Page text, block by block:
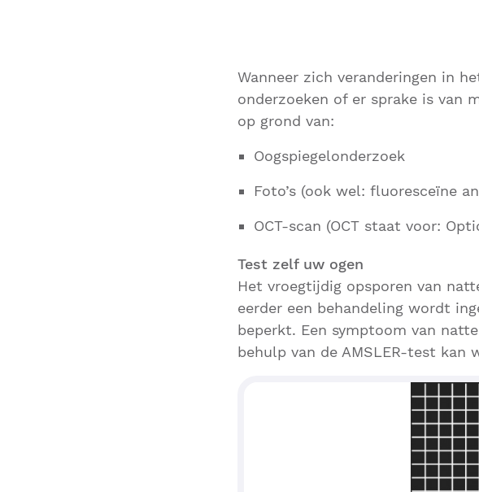
Wanneer zich veranderingen in
onderzoeken of er sprake is van
op grond van:
Oogspiegelonderzoek
Foto’s (ook wel: fluoresceïne
OCT-scan (OCT staat voor:
Test zelf uw ogen
Het vroegtijdig opsporen van
eerder een behandeling wordt
beperkt. Een symptoom van
behulp van de AMSLER-test